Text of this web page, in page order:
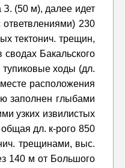
(50 м), далее идет
230
тектонич. трещин,
Бакальского
ходы (дл.
расположения
заполнен глыбами
узких извилистых
дл. к-рого 850
трещинами, выс.
140 м от Большого